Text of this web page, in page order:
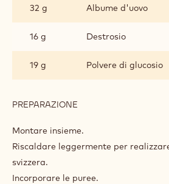
CIOCCOLATO
RUBY
32 g Albume d'uovo
16 g Destrosio
19 g Polvere di glucosio
PREPARAZIONE
AL
RUBY
Montare insieme.
Riscaldare leggermente per
svizzera.
Incorporare le puree.